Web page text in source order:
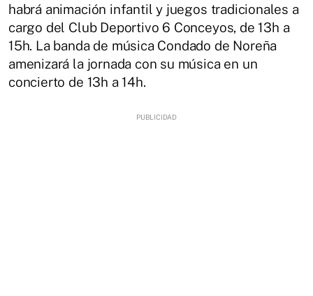
habrá animación infantil y juegos tradicionales a
cargo del Club Deportivo 6 Conceyos, de 13h a
15h. La banda de música Condado de Noreña
amenizará la jornada con su música en un
concierto de 13h a 14h.